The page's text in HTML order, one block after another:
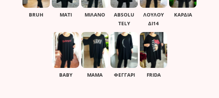
BRUH ΜΑΤΙ ΜΙΛΑΝΟ
ABSOLU
TELY
ΛΟΥΛΟΥ
ΔΙ14
ΚΑΡΔΙΑ
BABY ΜΑΜΑ ΦΕΓΓΑΡΙ FRIDA